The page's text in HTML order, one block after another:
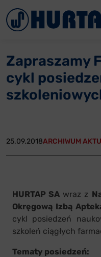
Zapraszamy
cykl
25.09.2018ARCHIWUM
HURTAP SA wraz z
Okręgową Izbą
cykl posiedzeń
szkoleń ciągłych
Tematy posiedzeń:
Menu
Aktualności
Współpraca
Reklamacje
Kontakt